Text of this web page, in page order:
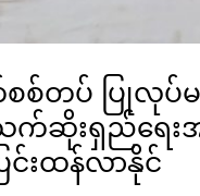
စ်တပ် ပြုလုပ်
က်ဆိုးရှည်ရ
င်းထန်လာနိုင်